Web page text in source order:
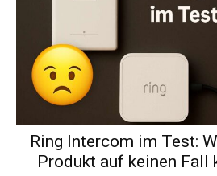
Ring Intercom im Test:
Produkt auf keinen Fall